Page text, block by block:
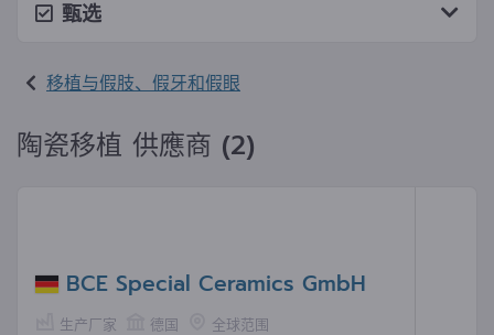
甄选
移植与假肢、假牙和假眼
陶瓷移植 供應商 (2)
BCE Special Ceramics GmbH
生产厂家 德国 全球范围